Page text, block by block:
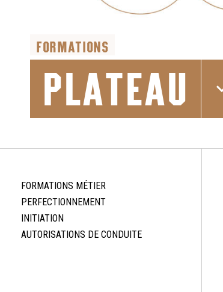
FORMATIONS
PLATEAU
FORMATIONS MÉTIER
PERFECTIONNEMENT
INITIATION
AUTORISATIONS DE CONDUITE